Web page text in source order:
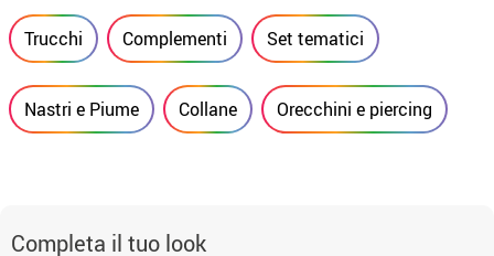
Trucchi Complementi Set tematici
Nastri e Piume Collane Orecchini e piercing
Completa il tuo look